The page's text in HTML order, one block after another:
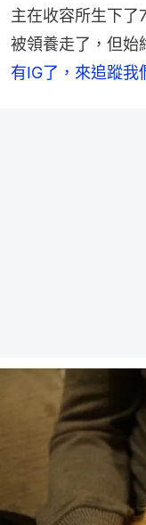
主在收容所生下了
被領養走了，但始
有IG了，來追蹤我